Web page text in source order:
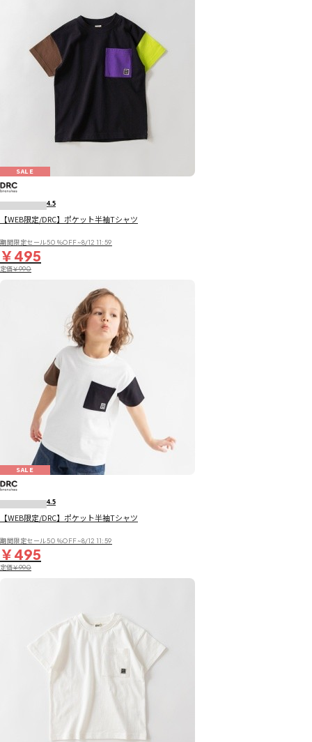
SALE
4.5
【WEB限定/DRC】ポケット半袖Tシャツ
期間限定セール50％OFF~8/12 11:59
￥495
定価￥990
SALE
4.5
【WEB限定/DRC】ポケット半袖Tシャツ
期間限定セール50％OFF~8/12 11:59
￥495
定価￥990